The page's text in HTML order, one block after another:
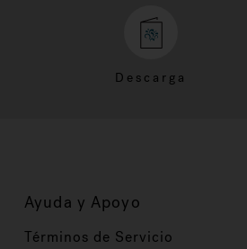
Descarga
Ayuda y Apoyo
Términos de Servicio